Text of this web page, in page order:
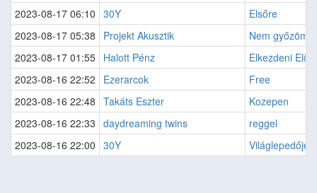
2023-08-17 06:10 30Y
Elsőre
2023-08-17 05:38
Projekt Akusztik
Nem győzöm
2023-08-17 01:55 Halott Pénz
Elkezdeni
2023-08-16 22:52
Ezerarcok
Free
2023-08-16 22:48 Takáts Eszter
Kozepen
2023-08-16 22:33 daydreaming twins
reggel
2023-08-16 22:00 30Y Világlepedője